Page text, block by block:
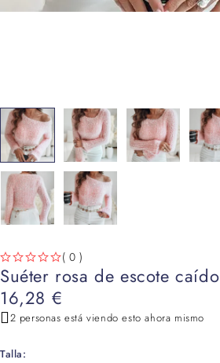
( 0 )
Suéter rosa de escote caído
16,28 €
2 personas está viendo esto ahora mismo
Talla